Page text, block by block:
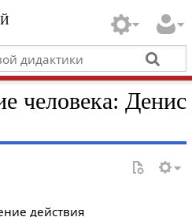
человека: Денис
действия